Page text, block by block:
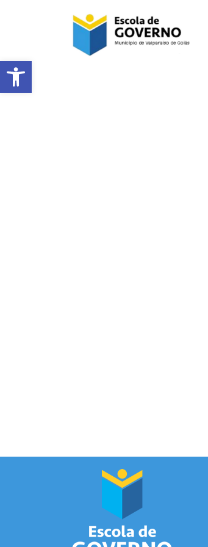
Abrir barra de ferramentas